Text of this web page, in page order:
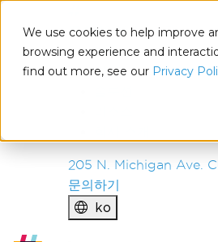
We use cookies to help improve
browsing experience and
find out more, see our Privacy
IRONSOFTWARE
제품
기업
205 N. Michigan Ave.
문의하기
ko